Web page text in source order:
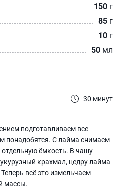
150 г
85 г
10 г
50 мл
30 минут
подготавливаем все
понадобятся. С лайма снимаем
ёмкость. В чашу
крахмал, цедру лайма
всё это измельчаем
массы.